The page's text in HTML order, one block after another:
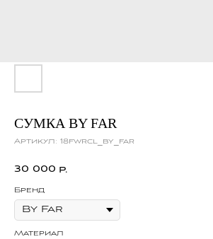
СУМКА BY FAR
Артикул: 18fwrcl_by_far
30 000 р.
Бренд
Материал